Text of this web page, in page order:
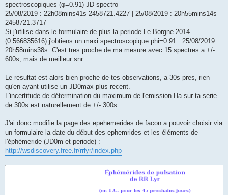
spectroscopiques (φ=0.91) JD spectro
25/08/2019 : 22h08mins41s 2458721.4227 | 25/08/2019 : 20h55mins14s
2458721.3717
Si j'utilise dans le formulaire de plus la periode Le Borgne 2014
(0.566835616) j'obtiens un maxi spectroscopique phi=0.91 : 25/08/2019 :
20h58mins38s. C'est tres proche de ma mesure avec 15 spectres a +/-
600s, mais de meilleur snr.
Le resultat est alors bien proche de tes observations, a 30s pres, rien
qu'en ayant utilise un JD0max plus recent.
L'incertitude de détermination du maximum de l'emission Ha sur ta serie
de 300s est naturellement de +/- 300s.
J'ai donc modifie la page des epehemerides de facon a pouvoir choisir via
un formulaire la date du début des ephemrides et les éléments de
l'éphémeride (JD0m et periode) :
http://wsdiscovery.free.fr/rrlyr/index.php